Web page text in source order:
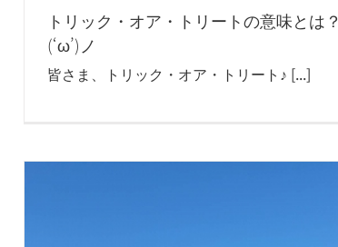
トリック・オア・トリートの意味とは？
(‘ω’)ノ
皆さま、トリック・オア・トリート♪ [...]